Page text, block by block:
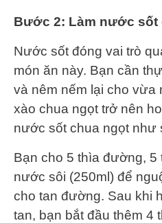
Bước 2: Làm nước sốt
Nước sốt đóng vai trò
món ăn này. Bạn cần
và nêm nếm lại cho vừa
xào chua ngọt trở nên
nước sốt chua ngọt như
Bạn cho 5 thìa đường, 5
nước sôi (250ml) để
cho tan đường. Sau khi
tan, bạn bắt đầu thêm 4